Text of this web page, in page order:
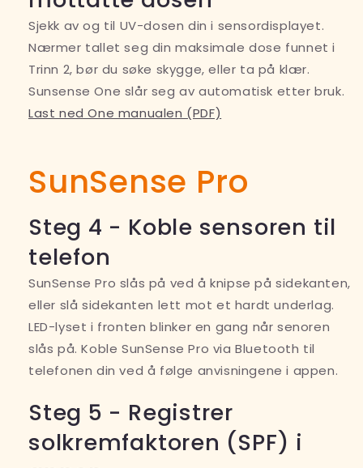
Sjekk av og til UV-dosen din i sensordisplayet.
Nærmer tallet seg din maksimale dose funnet i
Trinn 2, bør du søke skygge, eller ta på klær.
Sunsense One slår seg av automatisk etter bruk.
Last ned One manualen (PDF)
SunSense Pro
Steg 4 - Koble sensoren til
telefon
SunSense Pro slås på ved å knipse på sidekanten,
eller slå sidekanten lett mot et hardt underlag.
LED-lyset i fronten blinker en gang når senoren
slås på. Koble SunSense Pro via Bluetooth til
telefonen din ved å følge anvisningene i appen.
Steg 5 - Registrer
solkremfaktoren (SPF) i